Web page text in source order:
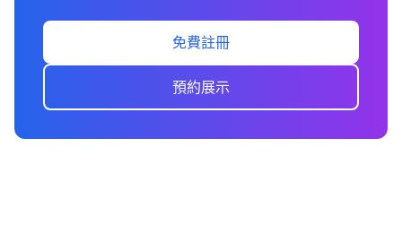
免費註冊
預約展示